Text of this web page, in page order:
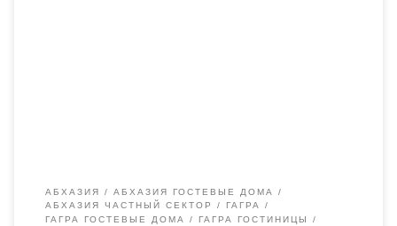
АБХАЗИЯ
АБХАЗИЯ ГОСТЕВЫЕ ДОМА
АБХАЗИЯ ЧАСТНЫЙ СЕКТОР
ГАГРА
ГАГРА ГОСТЕВЫЕ ДОМА
ГАГРА ГОСТИНИЦЫ